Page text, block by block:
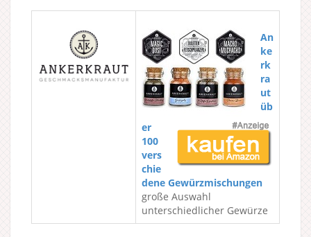
An
ke
rk
ra
ut
üb
er
100
vers
chie
dene Gewürzmischungen
große Auswahl
unterschiedlicher Gewürze